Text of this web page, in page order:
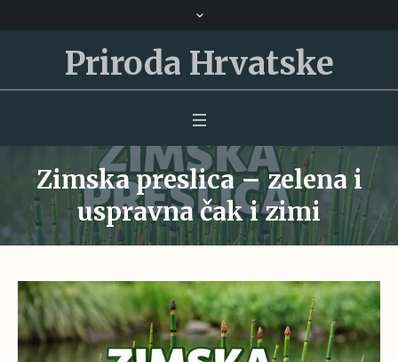
Priroda Hrvatske
Zimska preslica – zelena i
uspravna čak i zimi